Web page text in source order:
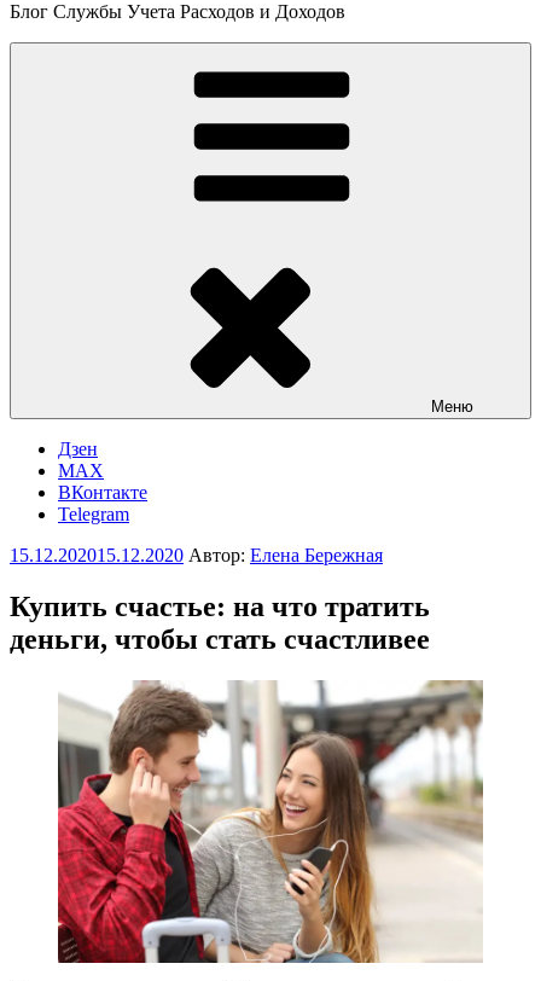
Блог Службы Учета Расходов и Доходов
Меню
Дзен
MAX
ВКонтакте
Telegram
Опубликовано
15.12.202015.12.2020 Автор: Елена Бережная
Купить счастье: на что тратить
деньги, чтобы стать счастливее